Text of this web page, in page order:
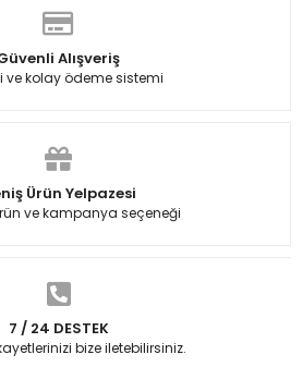
Alışveriş
ve kolay ödeme sistemi
Ürün Yelpazesi
ve kampanya seçeneği
7 / 24 DESTEK
bize iletebilirsiniz.